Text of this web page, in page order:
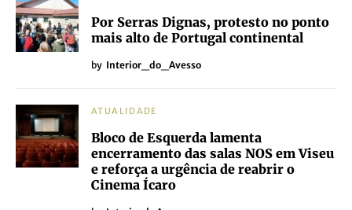
Por Serras Dignas, protesto no ponto
mais alto de Portugal continental
by Interior_do_Avesso
ATUALIDADE
Bloco de Esquerda lamenta
encerramento das salas NOS em Viseu
e reforça a urgência de reabrir o
Cinema Ícaro